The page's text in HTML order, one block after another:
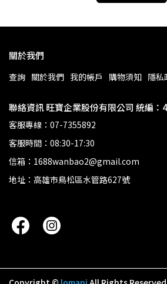
關於我們
查詢 關於我們 我的帳戶 購物須知 隱私
聯絡資訊 旺寶企業股份有限公司 統編
客服專線：07-7355892
客服時間：08:30-17:30
信箱：1688wanbao2@gmail.com
地址：高雄市鳥松區水管路627號